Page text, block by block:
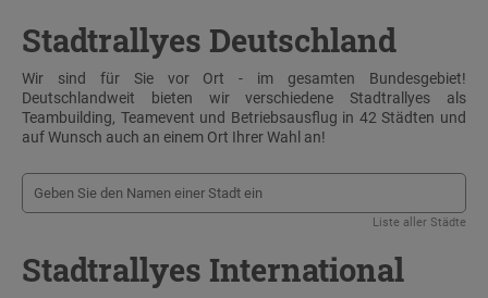
Stadtrallyes Deutschland
Wir sind für Sie vor Ort - im gesamten Bundesgebiet!
Deutschlandweit bieten wir verschiedene Stadtrallyes als
Teambuilding, Teamevent und Betriebsausflug in 42 Städten und
auf Wunsch auch an einem Ort Ihrer Wahl an!
Liste aller Städte
Stadtrallyes International